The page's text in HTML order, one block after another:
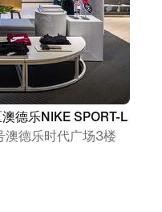
德乐NIKE SPORT-L
澳德乐时代广场3楼